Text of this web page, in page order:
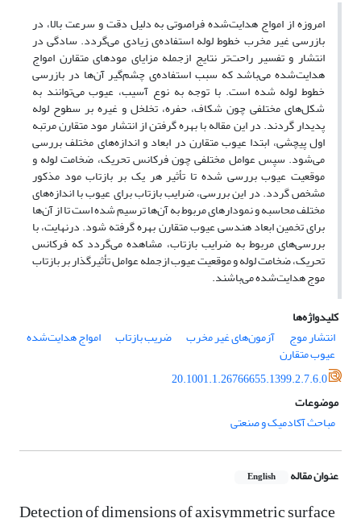
امروزه از امواج هدایت‌شده فراصوتی به دلیل دقت و سرعت بالا، در
بازرسی غیر مخرب خطوط لوله استفاده‌ی زیادی می‌گردد. سادگی در
انتشار و تفسیر راحت‌تر نتایج ازجمله مزایای مودهای متقارن امواج
هدایت‌شده می‌باشد که سبب استفاده‌ی چشم‌گیر آن‌ها در بازرسی
خطوط لوله شده است. با توجه به نوع آسیب، عیوب می‌توانند به
شکل‌های مختلفی چون شکاف، حفره، تخلخل و غیره بر سطوح لوله
پدیدار گردند. در این مقاله با بهره گرفتن از انتشار مود متقارن مرتبه
اول پیچشی، ابتدا عیوب متقارن در ابعاد و اندازه‌های مختلف بررسی
می‌شود. سپس عوامل مختلفی چون فرکانس تحریک، ضخامت لوله و
موقعیت عیوب بررسی شده تا تأثیر هر یک بر بازتاب مود مذکور
مشخص گردد. در این بررسی، ضرایب بازتاب برای عیوب با اندازه‌های
مختلف محاسبه و نمودار‌های مربوط به آن‌ها ترسیم شده است تا از آن‌ها
برای تخمین ابعاد هندسی عیوب متقارن بهره گرفته شود. درنهایت، با
بررسی‌های مربوط به ضرایب بازتاب، مشاهده می‌گردد که فرکانس
تحریک، ضخامت لوله و موقعیت عیوب ازجمله عوامل تأثیرگذار بر بازتاب
موج هدایت‌شده می‌باشند.
کلیدواژه‌ها
انتشار موج
آزمون‌های غیر مخرب ضریب بازتاب امواج هدایت‌شده
عیوب متقارن
20.1001.1.26766655.1399.2.7.6.0
موضوعات
مباحث آکادمیک و صنعتی
عنوان مقاله English